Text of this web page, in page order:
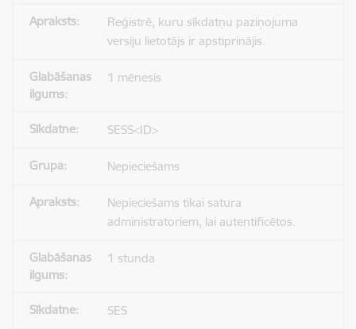
Reģistrē, kuru sīkdatņu paziņojuma
versiju lietotājs ir apstiprinājis.
1 mēnesis
SESS<ID>
Nepieciešams
Nepieciešams tikai satura
administratoriem, lai autentificētos.
1 stunda
SES